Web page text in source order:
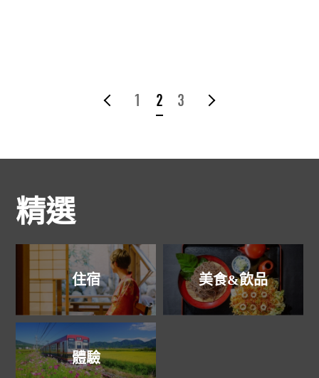
前へ
1 2 3
精選
住宿 美食&飲品
體驗